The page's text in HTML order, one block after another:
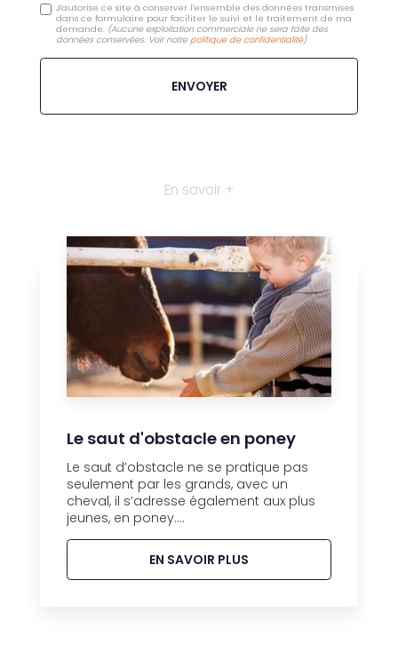
J'autorise ce site à conserver l'ensemble des données transmises
dans ce formulaire pour faciliter le suivi et le traitement de ma
demande. (Aucune exploitation commerciale ne sera faite des
données conservées. Voir notrepolitique de confidentialité)
En savoir +
Le saut d'obstacle en poney
Le saut d’obstacle ne se pratique pas
seulement par les grands, avec un
cheval, il s’adresse également aux plus
jeunes, en poney....
EN SAVOIR PLUS